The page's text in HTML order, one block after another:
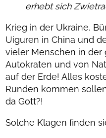
erhebt sich
Krieg in der Ukraine,
Uiguren in China und
vieler Menschen in der
Autokraten und von
auf der Erde! Alles
Runden kommen
da Gott?!
Solche Klagen finden